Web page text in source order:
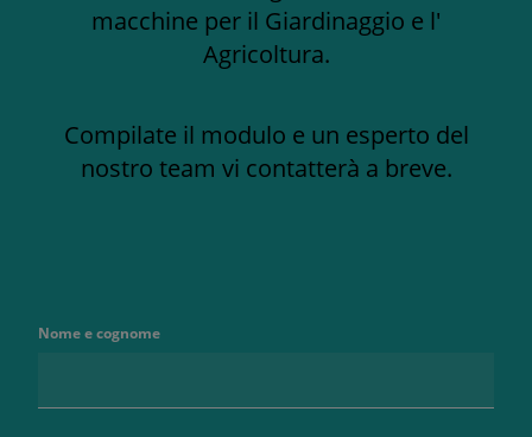
macchine per il Giardinaggio e l'
Agricoltura.
Compilate il modulo e un esperto del
nostro team vi contatterà a breve.
Nome e cognome